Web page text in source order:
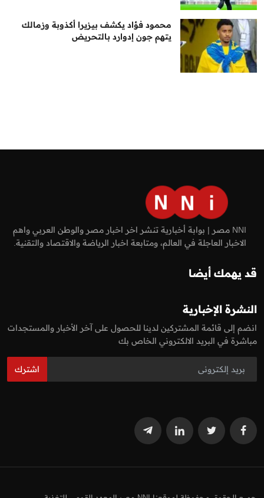
محمود فؤاد يكشف بيزيرا أكذوبة وزمالك
يتهم جون إدوارد بالتحريض
NNI مصر | بوابة أخبارية تنشر اخر اخبار مصر والوطن العربي واهم
الاخبار العاجلة في العالم، ومتابعة اخبار الرياضة والاقتصاد والتقنية.
قد يهمك أيضا
النشرة الإخبارية
انضم إلى قائمة المشتركين لدينا للحصول على آخر الأخبار والمستجدات
مباشرة في البريد الالكتروني الخاص بك
اشترك